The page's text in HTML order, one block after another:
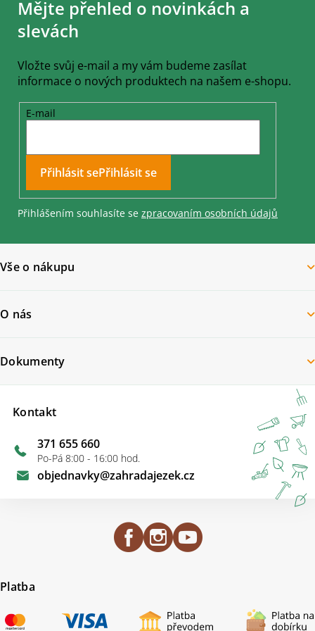
Mějte přehled o novinkách a
slevách
Vložte svůj e-mail a my vám budeme zasílat
informace o nových produktech na našem e-shopu.
E-mail
Přihlásit se
Přihlášením souhlasíte se zpracovaním osobních údajů
Vše o nákupu
O nás
Kontakt
objednavky@zahradajezek.cz
371 655 660
Po-Pá 8:00 - 16:00 hod.
Dokumenty
Platba